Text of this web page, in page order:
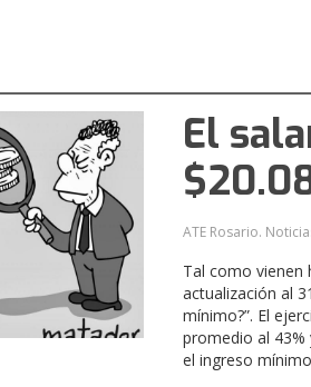
El
ATE Rosario.
Tal como vienen
actualización al
mínimo?”. El
promedio al
el ingreso